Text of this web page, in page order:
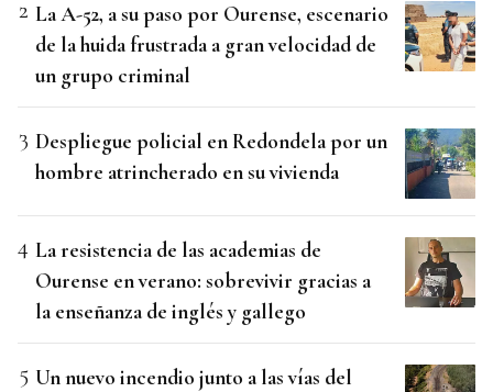
La A-52, a su paso por Ourense, escenario
de la huida frustrada a gran velocidad de
un grupo criminal
Despliegue policial en Redondela por un
hombre atrincherado en su vivienda
La resistencia de las academias de
Ourense en verano: sobrevivir gracias a
la enseñanza de inglés y gallego
Un nuevo incendio junto a las vías del